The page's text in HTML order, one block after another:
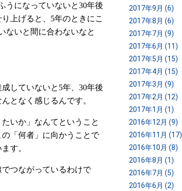
うになっていないと30年後
上げると、5年のときにこ
ないと間に合わないなと
していないと5年、30年後
となく感じるんです。
いか」なんてということ
「何者」に向かうことで
す。
つながっているわけで
2017年9月 (6)
2017年8月 (6)
2017年7月 (9)
2017年6月 (11)
2017年5月 (15)
2017年4月 (15)
2017年3月 (9)
2017年2月 (12)
2017年1月 (1)
2016年12月 (9)
2016年11月 (17)
2016年10月 (8)
2016年8月 (1)
2016年7月 (5)
2016年6月 (2)